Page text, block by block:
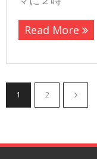
Read More
1 2